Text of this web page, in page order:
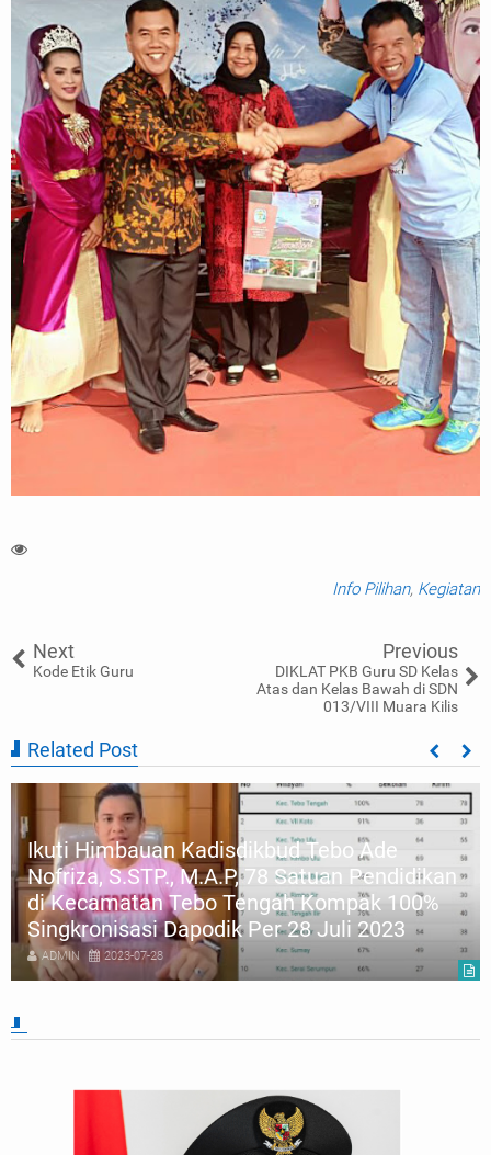
Info Pilihan, Kegiatan
Next
Kode Etik Guru
Previous
DIKLAT PKB Guru SD Kelas
Atas dan Kelas Bawah di SDN
013/VIII Muara Kilis
Related Post
Ikuti Himbauan Kadisdikbud Tebo Ade
Nofriza, S.STP., M.A.P, 78 Satuan Pendidikan
di Kecamatan Tebo Tengah Kompak 100%
Singkronisasi Dapodik Per 28 Juli 2023
ADMIN 2023-07-28